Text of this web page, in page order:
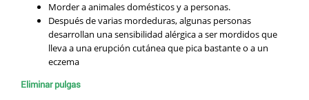
Morder a animales domésticos y a personas.
Después de varias mordeduras, algunas personas
desarrollan una sensibilidad alérgica a ser mordidos que
lleva a una erupción cutánea que pica bastante o a un
eczema
Eliminar pulgas